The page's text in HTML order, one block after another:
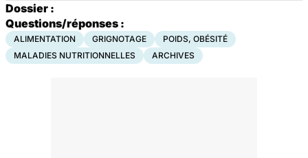
Dossier :
Questions/réponses :
ALIMENTATION GRIGNOTAGE
POIDS, OBÉSITÉ
MALADIES NUTRITIONNELLES
ARCHIVES